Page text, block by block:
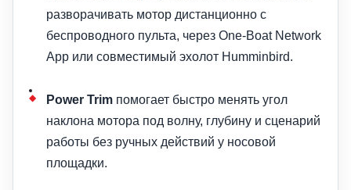
разворачивать мотор дистанционно с
беспроводного пульта, через One-Boat Network
App или совместимый эхолот Humminbird.
Power Trim помогает быстро менять угол
наклона мотора под волну, глубину и сценарий
работы без ручных действий у носовой
площадки.